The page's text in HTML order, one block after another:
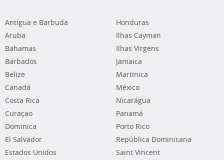
Antígua e Barbuda
Aruba
Bahamas
Barbados
Belize
Canadá
Costa Rica
Curaçao
Dominica
El Salvador
Estados Unidos
Honduras
Ilhas Cayman
Ilhas Virgens
Jamaica
Martinica
México
Nicarágua
Panamá
Porto Rico
República Dominicana
Saint Vincent